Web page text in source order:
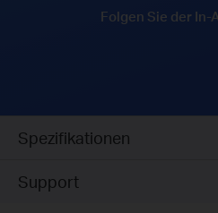
Folgen Sie der In-
Spezifikationen
Support